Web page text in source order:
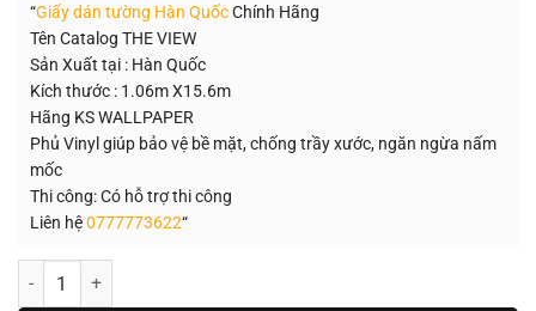
1.500.000₫.
là:
“Giấy dán tường Hàn QuốcChính Hãng
Tên Catalog THE VIEW
Sản Xuất tại : Hàn Quốc
Kích thước : 1.06m X15.6m
Hãng KS WALLPAPER
Phủ Vinyl giúp bảo vệ bề mặt, chống trầy xước, ngăn ngừa nấm
mốc
Thi công: Có hỗ trợ thi công
Liên hệ0777773622“
Số lượng